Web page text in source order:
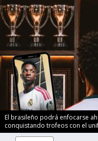
El brasileño podrá enfocarse
conquistando trofeos con el